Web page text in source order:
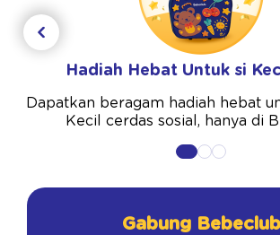
Hadiah Hebat Untuk si
Dapatkan beragam hadiah hebat
Kecil cerdas sosial, hanya di
Gabung Bebeclub